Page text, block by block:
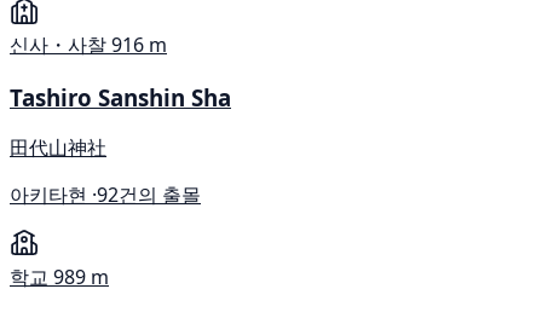
신사・사찰916 m
Tashiro Sanshin Sha
田代山神社
아키타현 ·92건의 출몰
학교 989 m